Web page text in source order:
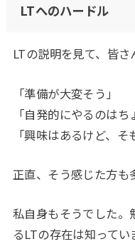
LTへのハードル
LTの説明を見て、皆
「準備が大変そう」
「自発的にやるのはち
「興味はあるけど、
正直、そう感じた方も
私自身もそうでした。
るLTの存在は知って